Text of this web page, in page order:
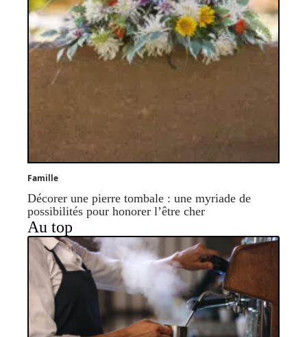
Famille
Décorer une pierre tombale : une myriade de
possibilités pour honorer l’être cher
Au top